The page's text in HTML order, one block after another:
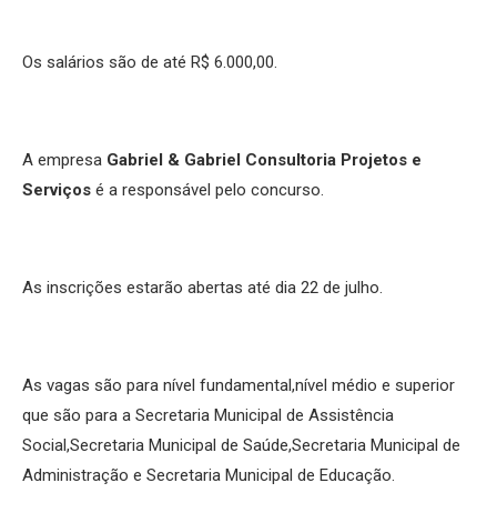
Os salários são de até R$ 6.000,00.
A empresa Gabriel & Gabriel Consultoria Projetos e
Serviços é a responsável pelo concurso.
As inscrições estarão abertas até dia 22 de julho.
As vagas são para nível fundamental,nível médio e superior
que são para a Secretaria Municipal de Assistência
Social,Secretaria Municipal de Saúde,Secretaria Municipal de
Administração e Secretaria Municipal de Educação.